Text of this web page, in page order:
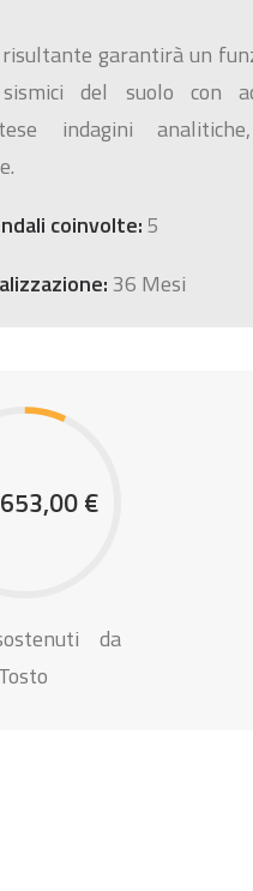
garantirà un
del suolo con
indagini
coinvolte: 5
36 Mesi
€
da